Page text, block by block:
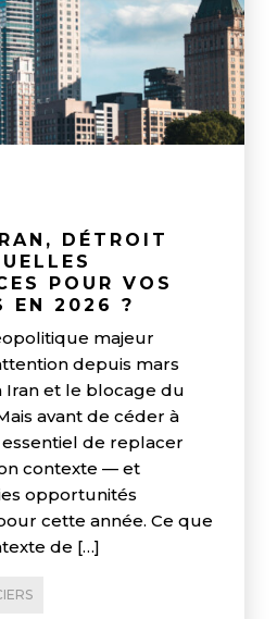
DÉTROIT
POUR VOS
EN 2026 ?
majeur
depuis mars
Iran et le blocage du
avant de céder à
essentiel de replacer
contexte — et
opportunités
cette année. Ce que
de […]